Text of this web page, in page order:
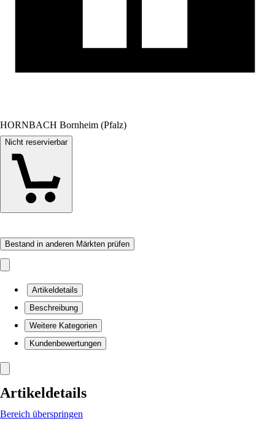
HORNBACH Bornheim (Pfalz)
Nicht reservierbar
Bestand in anderen Märkten prüfen
Artikeldetails
Beschreibung
Weitere Kategorien
Kundenbewertungen
Artikeldetails
Bereich überspringen